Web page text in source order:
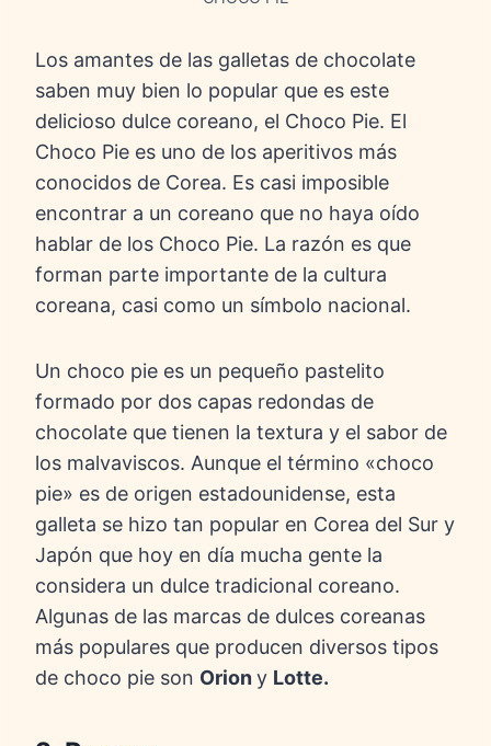
Los amantes de las galletas de chocolate
saben muy bien lo popular que es este
delicioso dulce coreano, el Choco Pie. El
Choco Pie es uno de los aperitivos más
conocidos de Corea. Es casi imposible
encontrar a un coreano que no haya oído
hablar de los Choco Pie. La razón es que
forman parte importante de la cultura
coreana, casi como un símbolo nacional.
Un choco pie es un pequeño pastelito
formado por dos capas redondas de
chocolate que tienen la textura y el sabor de
los malvaviscos. Aunque el término «choco
pie» es de origen estadounidense, esta
galleta se hizo tan popular en Corea del Sur y
Japón que hoy en día mucha gente la
considera un dulce tradicional coreano.
Algunas de las marcas de dulces coreanas
más populares que producen diversos tipos
de choco pie son Oriony Lotte.